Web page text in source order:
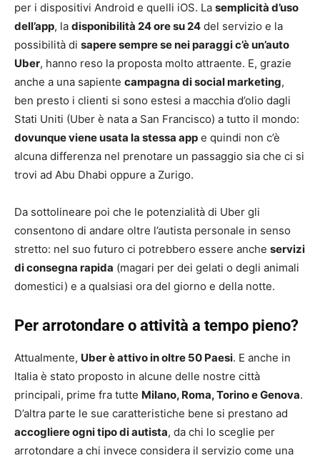
per i dispositivi Android e quelli iOS. La semplicità d’uso
dell’app, la disponibilità 24 ore su 24 del servizio e la
possibilità di sapere sempre se nei paraggi c’è un’auto
Uber, hanno reso la proposta molto attraente. E, grazie
anche a una sapiente campagna di social marketing,
ben presto i clienti si sono estesi a macchia d’olio dagli
Stati Uniti (Uber è nata a San Francisco) a tutto il mondo:
dovunque viene usata la stessa app e quindi non c’è
alcuna differenza nel prenotare un passaggio sia che ci si
trovi ad Abu Dhabi oppure a Zurigo.
Da sottolineare poi che le potenzialità di Uber gli
consentono di andare oltre l’autista personale in senso
stretto: nel suo futuro ci potrebbero essere anche servizi
di consegna rapida (magari per dei gelati o degli animali
domestici) e a qualsiasi ora del giorno e della notte.
Per arrotondare o attività a tempo pieno?
Attualmente, Uber è attivo in oltre 50 Paesi. E anche in
Italia è stato proposto in alcune delle nostre città
principali, prime fra tutte Milano, Roma, Torino e Genova.
D’altra parte le sue caratteristiche bene si prestano ad
accogliere ogni tipo di autista, da chi lo sceglie per
arrotondare a chi invece considera il servizio come una